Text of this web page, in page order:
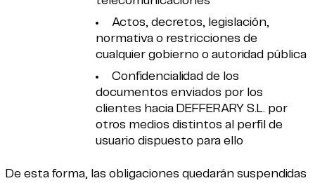
Actos, decretos, legislación,
normativa o restricciones de
cualquier gobierno o autoridad pública
Confidencialidad de los
documentos enviados por los
clientes hacia DEFFERARY S.L. por
otros medios distintos al perfil de
usuario dispuesto para ello
De esta forma, las obligaciones quedarán suspendidas